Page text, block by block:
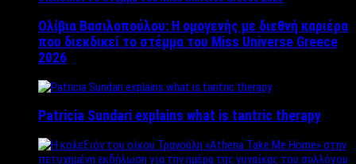
Ολίβια Βασιλοπούλου: Η ομογενής με διεθνή καριέρα
που διεκδικεί το στέμμα του Miss Universe Greece
2026
Patricia Sundari explains what is tantric therapy